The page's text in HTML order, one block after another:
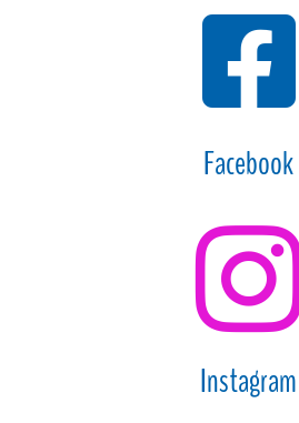

Facebook
Instagram